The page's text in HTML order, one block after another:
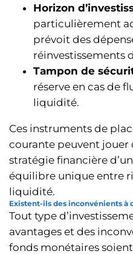
Horizon
particulièrement
prévoit des
réinvestissements
Tampon de
réserve en cas de
liquidité.
Ces instruments de
courante peuvent jouer
stratégie financière
équilibre unique entre
liquidité.
Existent-ils des inconvénients à
Tout type
avantages et des
fonds monétaires